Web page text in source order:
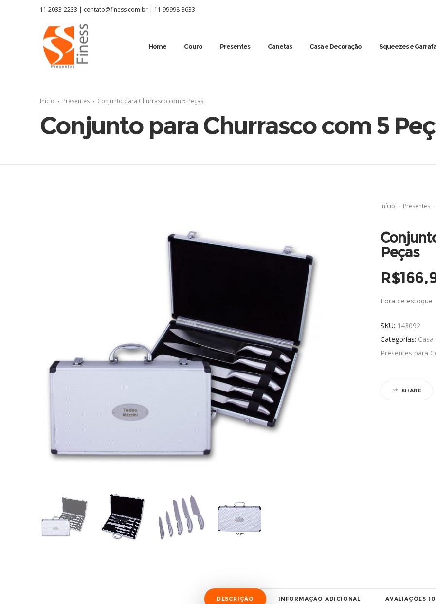
11 2033-2233 | contato@finess.com.br | 11 99998-3633
Home Couro Presentes Canetas Casa e Decoração Squeezes e
Início Presentes Conjunto para Churrasco com 5 Peças
Conjunto para Churrasco com 5
Início Presentes
Peças
R$
Fora de estoque
SKU: 143092
Categorias:
Presentes para
SHARE
DESCRIÇÃO INFORMAÇÃO ADICIONAL AVALIAÇÕES